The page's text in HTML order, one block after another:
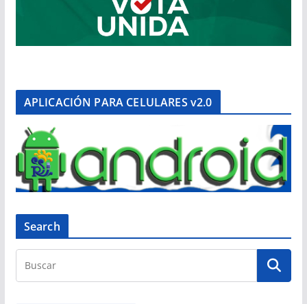
APLICACIÓN PARA CELULARES v2.0
Search